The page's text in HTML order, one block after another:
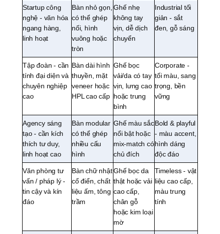
Startup công
nghệ - văn hóa
ngang hàng,
linh hoạt
Bàn nhỏ gọn,
có thể ghép
nối, hình
vuông hoặc
tròn
Ghế nhẹ
không tay
vịn, dễ dịch
chuyển
Industrial tối
giản - sắt
đen, gỗ sáng
Tập đoàn - cần
tính đại diện và
chuyên nghiệp
cao
Bàn dài hình
thuyền, mặt
veneer hoặc
HPL cao cấp
Ghế bọc
vải/da có tay
vịn, lưng cao
hoặc trung
bình
Corporate -
tối màu, sang
trọng, bền
vững
Agency sáng
tạo - cần kích
thích tư duy,
linh hoạt cao
Bàn modular
có thể ghép
nhiều cấu
hình
Ghế màu sắc
nổi bật hoặc
mix-match có
chủ đích
Bold & playful
- màu accent,
hình dáng
độc đáo
Văn phòng tư
vấn / pháp lý -
tin cậy và kín
đáo
Bàn chữ nhật
cổ điển, chất
liệu ấm, tông
trầm
Ghế bọc da
thật hoặc vải
cao cấp,
chân gỗ
hoặc kim loại
mờ
Timeless - vật
liệu cao cấp,
màu trung
tính